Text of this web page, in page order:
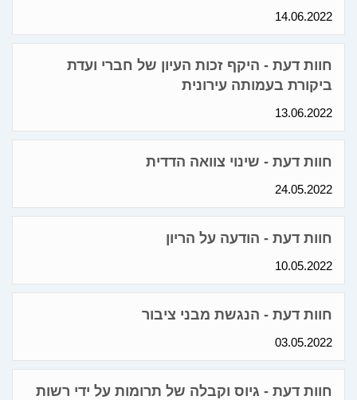
14.06.2022
חוות דעת - היקף זכות העיון של חברי ועדת
ביקורת בעמותה עירונית
13.06.2022
חוות דעת - שינוי צוואה הדדית
24.05.2022
חוות דעת - הודעה על הריון
10.05.2022
חוות דעת - הנגשת מבני ציבור
03.05.2022
חוות דעת - גיוס וקבלה של תרומות על ידי רשות